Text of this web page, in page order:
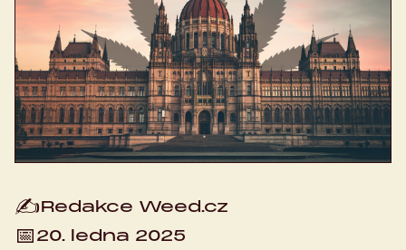
✍️Redakce Weed.cz
📅20. ledna 2025